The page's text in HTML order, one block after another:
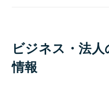
ビジネス・法
情報